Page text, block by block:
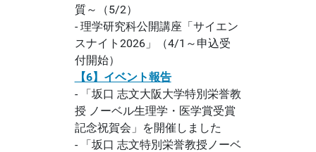
質～（5/2）
- 理学研究科公開講座「サイエン
スナイト2026」（4/1～申込受
付開始）
【6】イベント報告
- 「坂口 志文大阪大学特別栄誉教
授 ノーベル生理学・医学賞受賞
記念祝賀会」を開催しました
- 「坂口 志文特別栄誉教授ノーベ